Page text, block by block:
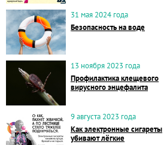
31 мая 2024 года
Безопасность на воде
13 ноября 2023 года
Профилактика клещевого
вирусного энцефалита
9 августа 2023 года
Как электронные сигареты
убивают лёгкие